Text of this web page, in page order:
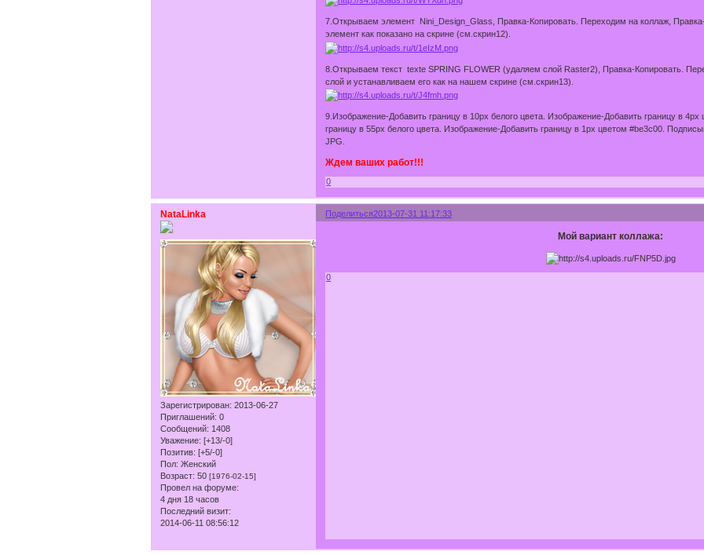
7.Открываем элемент Nini_Design_Glass, Правка-Копировать. Переходим на коллаж,
элемент как показано на скрине (см.скрин12).
8.Открываем текст texte SPRING FLOWER (удаляем слой Raster2), Правка-Копировать.
слой и устанавливаем его как на нашем скрине (см.скрин13).
9.Изображение-Добавить границу в 10px белого цвета. Изображение-Добавить границу в
границу в 55px белого цвета. Изображение-Добавить границу в 1px цветом #be3c00.
JPG.
Ждем ваших работ!!!
0
Поделиться2013-07-31 11:17:33
NataLinka
Зарегистрирован: 2013-06-27
Приглашений: 0
Сообщений: 1408
Уважение: [+13/-0]
Позитив: [+5/-0]
Пол: Женский
Возраст: 50 [1976-02-15]
Провел на форуме:
4 дня 18 часов
Последний визит:
2014-06-11 08:56:12
Мой вариант коллажа:
0